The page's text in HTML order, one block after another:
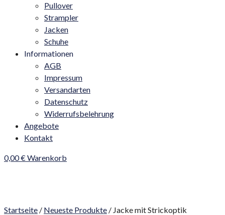
Pullover
Strampler
Jacken
Schuhe
Informationen
AGB
Impressum
Versandarten
Datenschutz
Widerrufsbelehrung
Angebote
Kontakt
0,00€Warenkorb
Startseite / Neueste Produkte / Jacke mit Strickoptik